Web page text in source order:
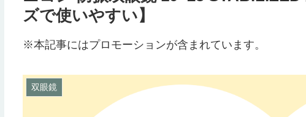
ズで使いやすい】
※本記事にはプロモーションが含まれています。
双眼鏡